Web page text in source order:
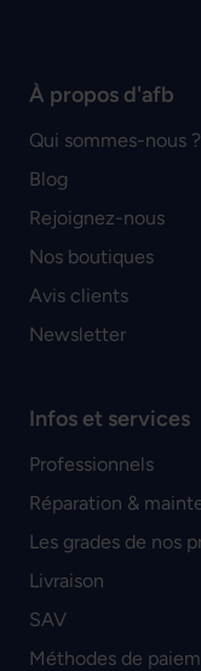
À propos d'afb
Qui sommes-nous ?
Blog
Rejoignez-nous
Nos boutiques
Avis clients
Newsletter
Infos et services
Professionnels
Réparation &
Les grades de nos
Livraison
SAV
Méthodes de